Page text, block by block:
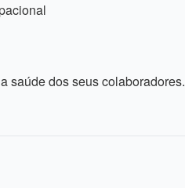
saúde dos seus colaboradores.